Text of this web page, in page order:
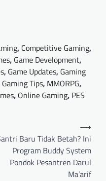
, Competitive Gaming,
, Game Development,
, Game Updates, Gaming
Gaming Tips, MMORPG,
, Online Gaming, PES
Baru Tidak Betah? Ini
Program Buddy System
Pondok Pesantren Darul
Ma’arif
⟶